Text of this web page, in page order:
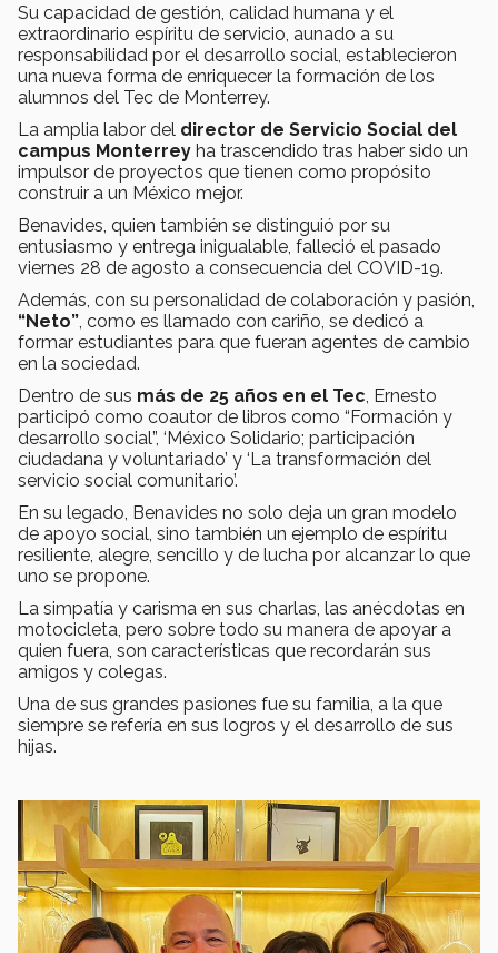
Su capacidad de gestión, calidad humana y el
extraordinario espíritu de servicio, aunado a su
responsabilidad por el desarrollo social, establecieron
una nueva forma de enriquecer la formación de los
alumnos del Tec de Monterrey.
La amplia labor del director de Servicio Social del
campus Monterrey ha trascendido tras haber sido un
impulsor de proyectos que tienen como propósito
construir a un México mejor.
Benavides, quien también se distinguió por su
entusiasmo y entrega inigualable, falleció el pasado
viernes 28 de agosto a consecuencia del COVID-19.
Además, con su personalidad de colaboración y pasión,
“Neto” , como es llamado con cariño, se dedicó a
formar estudiantes para que fueran agentes de cambio
en la sociedad.
Dentro de sus más de 25 años en el Tec , Ernesto
participó como coautor de libros como “Formación y
desarrollo social”, ‘México Solidario; participación
ciudadana y voluntariado’ y ‘La transformación del
servicio social comunitario’.
En su legado, Benavides no solo deja un gran modelo
de apoyo social, sino también un ejemplo de espíritu
resiliente, alegre, sencillo y de lucha por alcanzar lo que
uno se propone.
La simpatía y carisma en sus charlas, las anécdotas en
motocicleta, pero sobre todo su manera de apoyar a
quien fuera, son características que recordarán sus
amigos y colegas.
Una de sus grandes pasiones fue su familia, a la que
siempre se refería en sus logros y el desarrollo de sus
hijas.